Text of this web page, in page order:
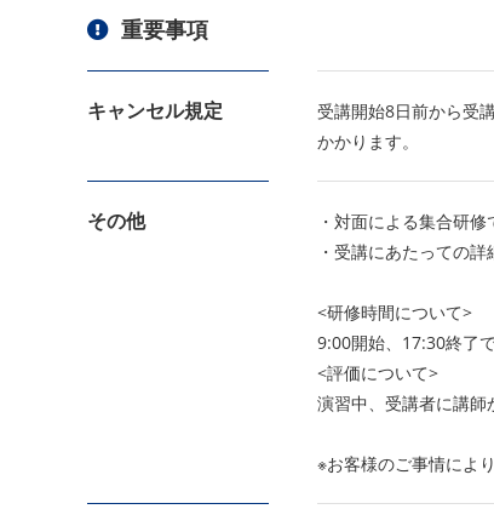
重要事項
キャンセル規定
受講開始8日前から受
かかります。
その他
・対面による集合研修
・受講にあたっての
<研修時間について>
9:00開始、17:30終了で
<評価について>
演習中、受講者に講師
※お客様のご事情によ